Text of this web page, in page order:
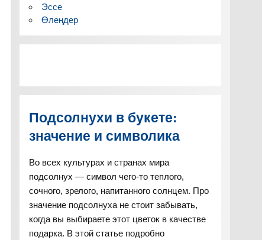
Эссе
Өлеңдер
Подсолнухи в букете:
значение и символика
Во всех культурах и странах мира
подсолнух — символ чего-то теплого,
сочного, зрелого, напитанного солнцем. Про
значение подсолнуха не стоит забывать,
когда вы выбираете этот цветок в качестве
подарка. В этой статье подробно